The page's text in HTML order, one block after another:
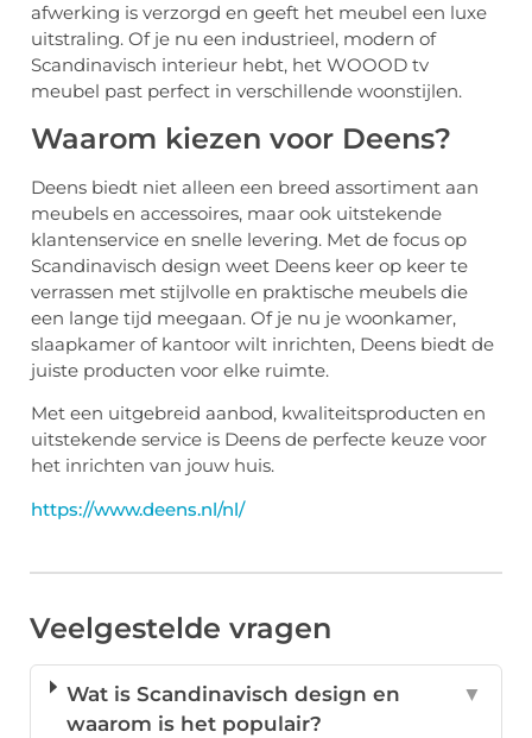
afwerking is verzorgd en geeft het meubel een luxe
uitstraling. Of je nu een industrieel, modern of
Scandinavisch interieur hebt, het WOOOD tv
meubel past perfect in verschillende woonstijlen.
Waarom kiezen voor Deens?
Deens biedt niet alleen een breed assortiment aan
meubels en accessoires, maar ook uitstekende
klantenservice en snelle levering. Met de focus op
Scandinavisch design weet Deens keer op keer te
verrassen met stijlvolle en praktische meubels die
een lange tijd meegaan. Of je nu je woonkamer,
slaapkamer of kantoor wilt inrichten, Deens biedt de
juiste producten voor elke ruimte.
Met een uitgebreid aanbod, kwaliteitsproducten en
uitstekende service is Deens de perfecte keuze voor
het inrichten van jouw huis.
https://www.deens.nl/nl/
Veelgestelde vragen
Wat is Scandinavisch design en
waarom is het populair?
▼